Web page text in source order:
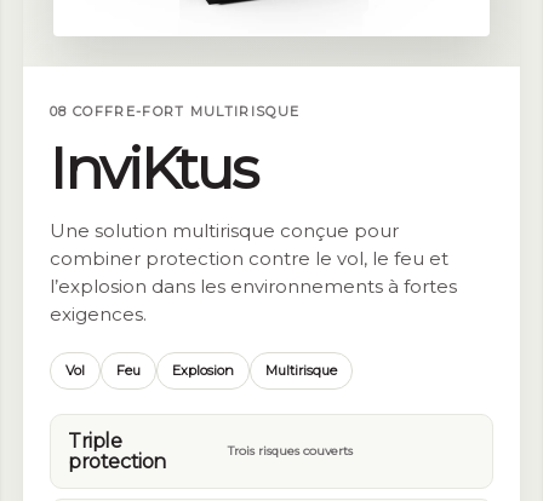
08 COFFRE-FORT MULTIRISQUE
InviKtus
Une solution multirisque conçue pour
combiner protection contre le vol, le feu et
l’explosion dans les environnements à fortes
exigences.
Vol Feu Explosion Multirisque
Triple
protection
Trois risques couverts